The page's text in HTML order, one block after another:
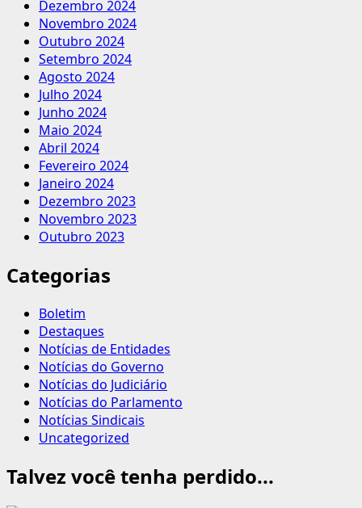
Dezembro 2024
Novembro 2024
Outubro 2024
Setembro 2024
Agosto 2024
Julho 2024
Junho 2024
Maio 2024
Abril 2024
Fevereiro 2024
Janeiro 2024
Dezembro 2023
Novembro 2023
Outubro 2023
Categorias
Boletim
Destaques
Notícias de Entidades
Notícias do Governo
Notícias do Judiciário
Notícias do Parlamento
Notícias Sindicais
Uncategorized
Talvez você tenha perdido...